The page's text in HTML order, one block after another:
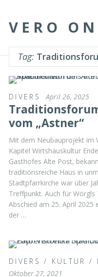
VERO
Tag:
DIVERS April 26, 2025
vom „Astner“
Mit dem Neubauprojekt im
Kapitel Wirtshauskultur
Gasthofes Alte Post,
traditionsreiche Haus in
Stadtpfarrkirche war über
Treffpunkt. Auch für
Abschied am 25. April 2025
der …
DIVERS / KULTUR /
Oktober 27, 2021